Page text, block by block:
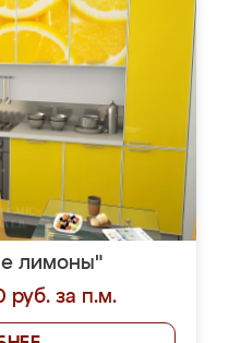
лимоны"
руб. за п.м.